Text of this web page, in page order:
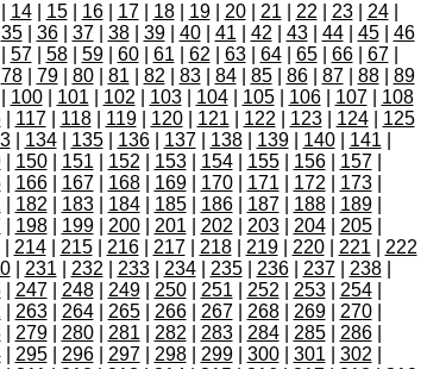
14| 15| 16| 17| 18| 19| 20| 21 22 23| 24|
35| 36| 37| 38| 39| 40| 41 42 43| 44| 45| 46
57| 58| 59| 60| 61 62 63| 64| 65| 66| 67|
78| 79| 80| 81 82 83| 84| 85| 86| 87| 88| 89
100| 101 102 103| 104| 105| 106| 107| 108
| 117| 118| 119| 120| 121 122 123| 124| 125
| 134| 135| 136| 137| 138| 139| 140| 141
| 150| 151 152 153| 154| 155| 156| 157|
| 166| 167| 168| 169| 170| 171 172 173|
182 183| 184| 185| 186| 187| 188| 189|
| 198| 199| 200| 201 202 203| 204| 205|
| 214| 215| 216| 217| 218| 219| 220| 221
222
| 231 232 233| 234| 235| 236| 237| 238|
| 247| 248| 249| 250| 251 252 253| 254|
263| 264| 265| 266| 267| 268| 269| 270|
| 279| 280| 281 282 283| 284| 285| 286|
| 295| 296| 297| 298| 299| 300| 301 302